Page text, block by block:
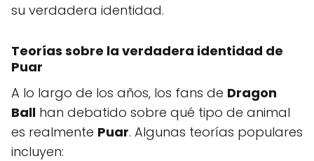
su verdadera identidad.
Teorías sobre la verdadera identidad de
Puar
A lo largo de los años, los fans de Dragon
Ball han debatido sobre qué tipo de animal
es realmente Puar. Algunas teorías populares
incluyen: